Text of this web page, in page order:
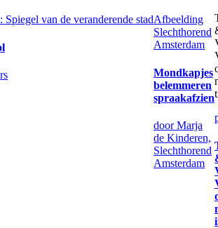
Spiegel van de veranderende stadAfbeelding
Slechthorend
Amsterdam
Mondkapjes
belemmeren
spraakafzien
door Marja
de Kinderen,
Slechthorend
Amsterdam